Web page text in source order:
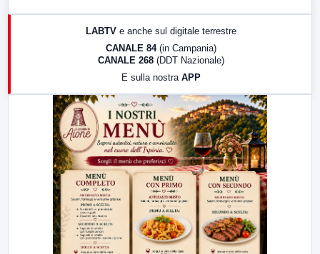
LabNews (replica)
LABTV e anche sul digitale terrestre
CANALE 84 (in Campania)
CANALE 268 (DDT Nazionale)
E sulla nostra APP